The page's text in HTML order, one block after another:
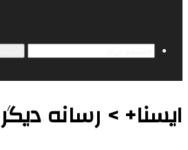
ایسنا+ > رسانه دیگر